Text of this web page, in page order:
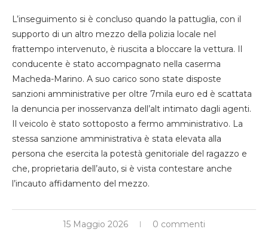
L’inseguimento si è concluso quando la pattuglia, con il
supporto di un altro mezzo della polizia locale nel
frattempo intervenuto, è riuscita a bloccare la vettura. Il
conducente è stato accompagnato nella caserma
Macheda-Marino. A suo carico sono state disposte
sanzioni amministrative per oltre 7mila euro ed è scattata
la denuncia per inosservanza dell’alt intimato dagli agenti.
Il veicolo è stato sottoposto a fermo amministrativo. La
stessa sanzione amministrativa è stata elevata alla
persona che esercita la potestà genitoriale del ragazzo e
che, proprietaria dell’auto, si è vista contestare anche
l’incauto affidamento del mezzo.
15 Maggio 2026 0 commenti